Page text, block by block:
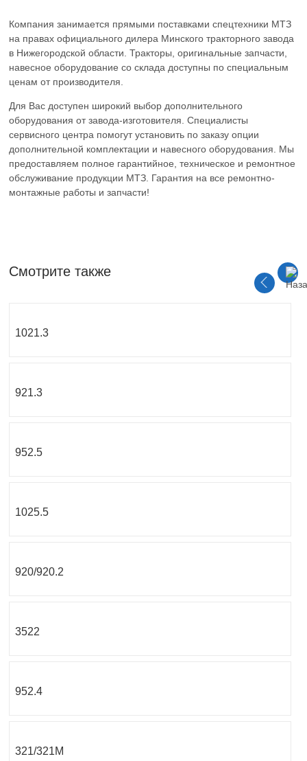
Компания занимается прямыми поставками спецтехники МТЗ
на правах официального дилера Минского тракторного завода
в Нижегородской области. Тракторы, оригинальные запчасти,
навесное оборудование со склада доступны по специальным
ценам от производителя.
Для Вас доступен широкий выбор дополнительного
оборудования от завода-изготовителя. Специалисты
сервисного центра помогут установить по заказу опции
дополнительной комплектации и навесного оборудования. Мы
предоставляем полное гарантийное, техническое и ремонтное
обслуживание продукции МТЗ. Гарантия на все ремонтно-
монтажные работы и запчасти!
Смотрите также
1021.3
921.3
952.5
1025.5
920/920.2
3522
952.4
321/321М